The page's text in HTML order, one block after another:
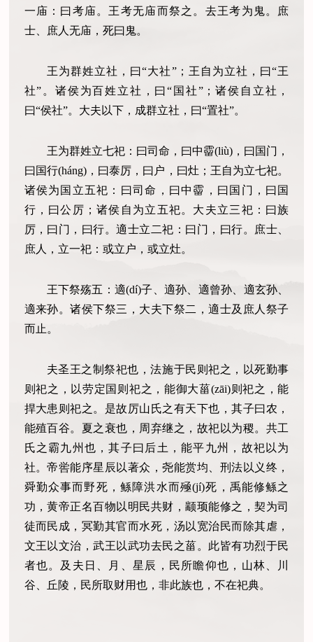
一庙：曰考庙。王考无庙而祭之。去王考为鬼。庶
士、庶人无庙，死曰鬼。
王为群姓立社，曰“大社”；王自为立社，曰“王
社”。诸侯为百姓立社，曰“国社”；诸侯自立社，
曰“侯社”。大夫以下，成群立社，曰“置社”。
王为群姓立七祀：曰司命，曰中霤(liù)，曰国门，
曰国行(háng)，曰泰厉，曰户，曰灶；王自为立七祀。
诸侯为国立五祀：曰司命，曰中霤，曰国门，曰国
行，曰公厉；诸侯自为立五祀。大夫立三祀：曰族
厉，曰门，曰行。適士立二祀：曰门，曰行。庶士、
庶人，立一祀：或立户，或立灶。
王下祭殇五：適(dí)子、適孙、適曾孙、適玄孙、
適来孙。诸侯下祭三，大夫下祭二，適士及庶人祭子
而止。
夫圣王之制祭祀也，法施于民则祀之，以死勤事
则祀之，以劳定国则祀之，能御大菑(zāi)则祀之，能
捍大患则祀之。是故厉山氏之有天下也，其子曰农，
能殖百谷。夏之衰也，周弃继之，故祀以为稷。共工
氏之霸九州也，其子曰后土，能平九州，故祀以为
社。帝喾能序星辰以著众，尧能赏均、刑法以义终，
舜勤众事而野死，鲧障洪水而殛(jí)死，禹能修鲧之
功，黄帝正名百物以明民共财，颛顼能修之，契为司
徒而民成，冥勤其官而水死，汤以宽治民而除其虐，
文王以文治，武王以武功去民之菑。此皆有功烈于民
者也。及夫日、月、星辰，民所瞻仰也，山林、川
谷、丘陵，民所取财用也，非此族也，不在祀典。